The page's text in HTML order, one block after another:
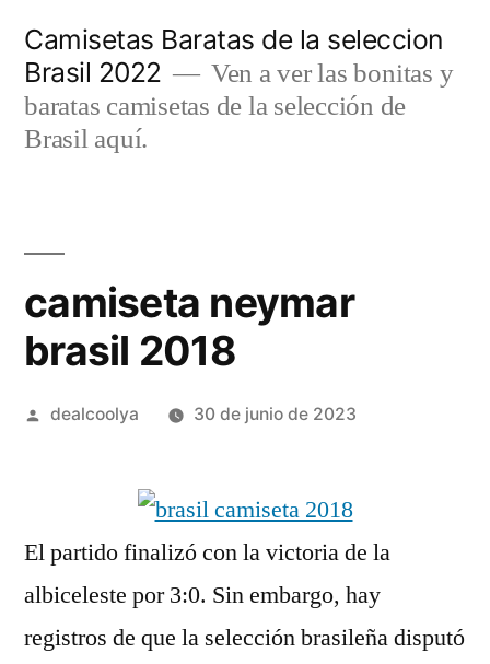
contenido
Camisetas Baratas de la seleccion
Brasil 2022
Ven a ver las bonitas y
baratas camisetas de la selección de
Brasil aquí.
camiseta neymar
brasil 2018
Publicado
dealcoolya 30 de junio de 2023
El partido finalizó con la victoria de la
albiceleste por 3:0. Sin embargo, hay
registros de que la selección brasileña disputó